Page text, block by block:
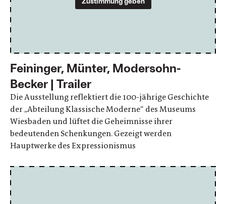
Feininger, Münter, Modersohn-
Becker | Trailer
Die Ausstellung reflektiert die 100-jährige Geschichte
der „Abteilung Klassische Moderne“ des Museums
Wiesbaden und lüftet die Geheimnisse ihrer
bedeutenden Schenkungen. Gezeigt werden
Hauptwerke des Expressionismus